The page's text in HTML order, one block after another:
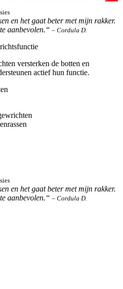
en het gaat beter met mijn rakker.
aanbevolen.“ – Cordula D.
versterken de botten en
actief hun functie.
en het gaat beter met mijn rakker.
aanbevolen.“ – Cordula D.